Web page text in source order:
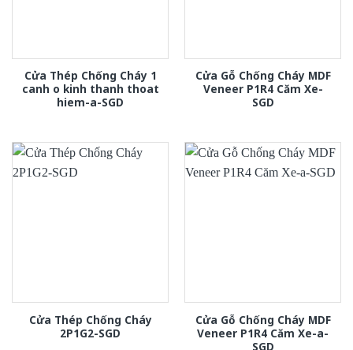
Cửa Thép Chống Cháy 1
canh o kinh thanh thoat
hiem-a-SGD
Cửa Gỗ Chống Cháy MDF
Veneer P1R4 Căm Xe-
SGD
Cửa Thép Chống Cháy
2P1G2-SGD
Cửa Gỗ Chống Cháy MDF
Veneer P1R4 Căm Xe-a-
SGD